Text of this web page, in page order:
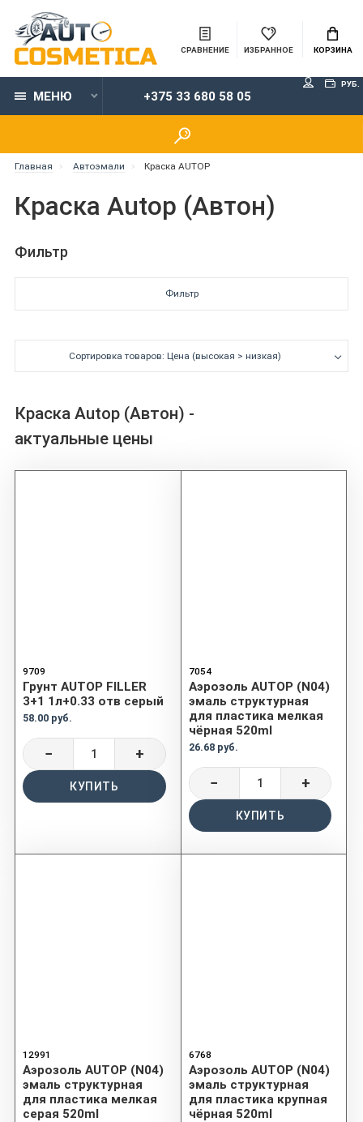
СРАВНЕНИЕ ИЗБРАННОЕ КОРЗИНА
МЕНЮ +375 33 680 58 05
РУБ.
Главная Автоэмали Краска AUTOP
Краска Autop (Автон)
Фильтр
Фильтр
Сортировка товаров: Цена (высокая > низкая)
Краска Autop (Автон) -
актуальные цены
9709
Грунт AUTOP FILLER
3+1 1л+0.33 отв серый
58.00 руб.
− +
КУПИТЬ
7054
Аэрозоль AUTOP (N04)
эмаль структурная
для пластика мелкая
чёрная 520ml
26.68 руб.
− +
КУПИТЬ
12991
Аэрозоль AUTOP (N04)
эмаль структурная
для пластика мелкая
серая 520ml
6768
Аэрозоль AUTOP (N04)
эмаль структурная
для пластика крупная
чёрная 520ml